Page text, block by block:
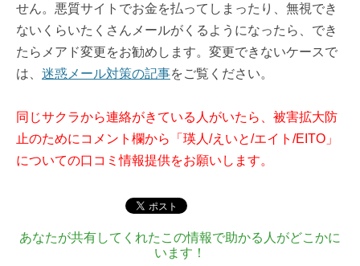
せん。悪質サイトでお金を払ってしまったり、無視でき
ないくらいたくさんメールがくるようになったら、でき
たらメアド変更をお勧めします。変更できないケースで
は、 迷惑メール対策の記事をご覧ください。
同じサクラから連絡がきている人がいたら、被害拡大防
止のためにコメント欄から「瑛人/えいと/エイト/EITO」
についての口コミ情報提供をお願いします。
あなたが共有してくれたこの情報で助かる人がどこかに
います！